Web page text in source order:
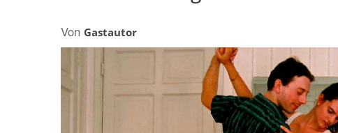
OZEANIEN
Von Gastautor